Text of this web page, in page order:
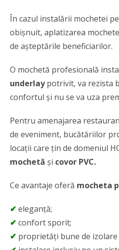
În cazul instalării mochetei
obișnuit, aplatizarea
de așteptările beneficiarilor.
O mochetă profesională
underlaypotrivit, va rezista
confortul și nu se va uza
Pentru amenajarea
de eveniment, bucătăriilor
locații care țin de domeniul
mochetă și covor PVC.
Ce avantaje oferă mocheta
✔ eleganță;
✔ confort sporit;
✔ proprietăți bune de izolare